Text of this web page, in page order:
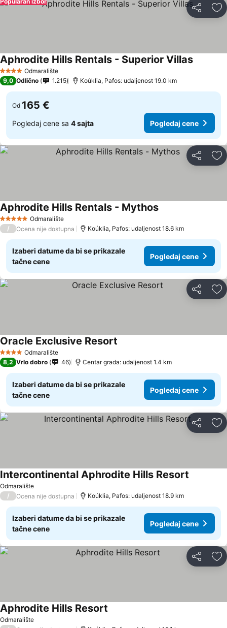
Deli
4 ZvezdiceOdmaralište
Aphrodite Hills Rentals - Superior Villas
9,0 Odlično 1.215 Koúklia, Pafos: udaljenost 19.0 km
Od 165 €
Pogledaj cene sa 4 sajta Pogledaj cene
Deli
5 ZvezdiceOdmaralište
Aphrodite Hills Rentals - Mythos
/ Ocena nije dostupna Koúklia, Pafos: udaljenost 18.6 km
Izaberi datume da bi se prikazale
tačne cene
Pogledaj cene
Deli
4 ZvezdiceOdmaralište
Oracle Exclusive Resort
8,2 Vrlo dobro 46 Centar grada: udaljenost 1.4 km
Izaberi datume da bi se prikazale
tačne cene
Pogledaj cene
Deli
Odmaralište
Intercontinental Aphrodite Hills Resort
/ Ocena nije dostupna Koúklia, Pafos: udaljenost 18.9 km
Izaberi datume da bi se prikazale
tačne cene
Pogledaj cene
Deli
Odmaralište
Aphrodite Hills Resort